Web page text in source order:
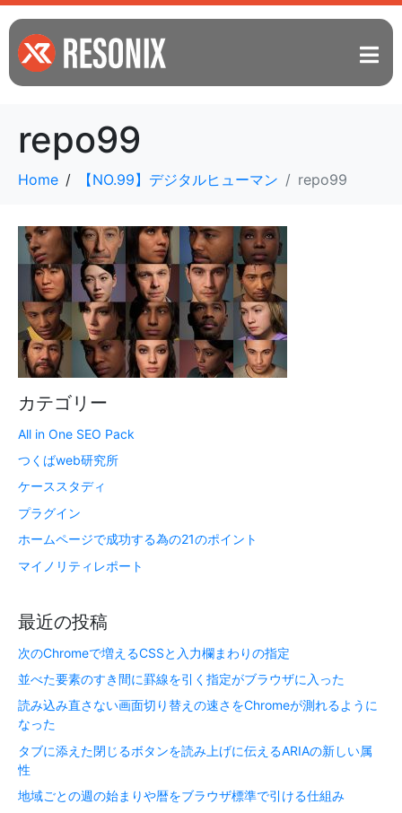
repo99
Home 【NO.99】デジタルヒューマン repo99
カテゴリー
All in One SEO Pack
つくばweb研究所
ケーススタディ
プラグイン
ホームページで成功する為の21のポイント
マイノリティレポート
最近の投稿
次のChromeで増えるCSSと入力欄まわりの指定
並べた要素のすき間に罫線を引く指定がブラウザに入った
読み込み直さない画面切り替えの速さをChromeが測れるように
なった
タブに添えた閉じるボタンを読み上げに伝えるARIAの新しい属
性
地域ごとの週の始まりや暦をブラウザ標準で引ける仕組み